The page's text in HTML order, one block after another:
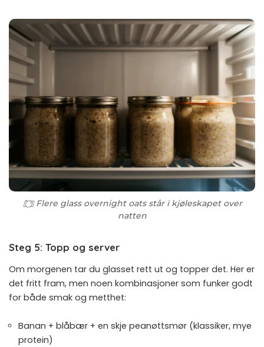
Flere glass overnight oats står i kjøleskapet over
natten
Steg 5: Topp og server
Om morgenen tar du glasset rett ut og topper det. Her er
det fritt fram, men noen kombinasjoner som funker godt
for både smak og metthet:
Banan + blåbær + en skje peanøttsmør (klassiker, mye
protein)